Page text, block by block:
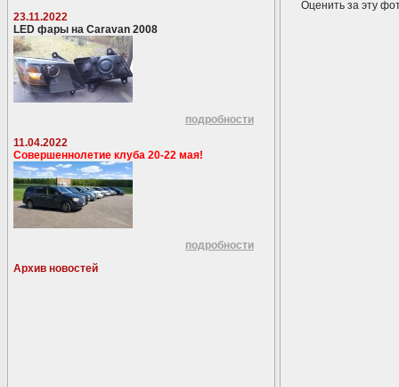
23.11.2022
LED фары на Caravan 2008
подробности
11.04.2022
Совершеннолетие клуба 20-22 мая!
подробности
Архив новостей
Оценить за эту